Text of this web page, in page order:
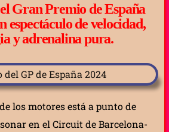
Gran Premio de España
espectáculo de velocidad,
y adrenalina pura.
los motores está a punto de
en el Circuit de Barcelona-